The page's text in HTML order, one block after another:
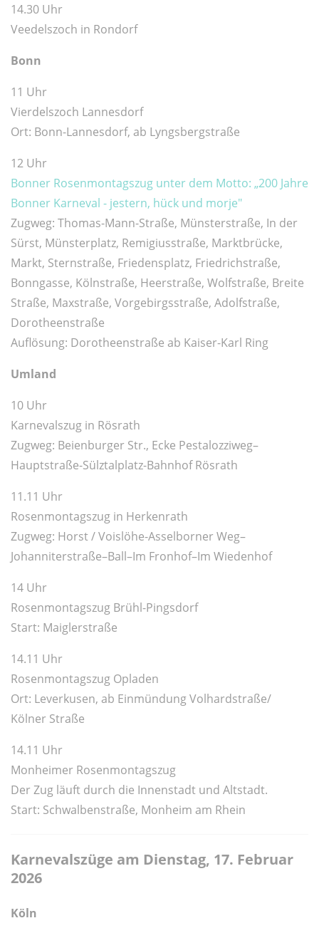
14.30 Uhr
Veedelszoch in Rondorf
Bonn
11 Uhr
Vierdelszoch Lannesdorf
Ort: Bonn-Lannesdorf, ab Lyngsbergstraße
12 Uhr
Bonner Rosenmontagszug unter dem Motto: „200 Jahre
Bonner Karneval - jestern, hück und morje"
Zugweg: Thomas-Mann-Straße, Münsterstraße, In der
Sürst, Münsterplatz, Remigiusstraße, Marktbrücke,
Markt, Sternstraße, Friedensplatz, Friedrichstraße,
Bonngasse, Kölnstraße, Heerstraße, Wolfstraße, Breite
Straße, Maxstraße, Vorgebirgsstraße, Adolfstraße,
Dorotheenstraße
Auflösung: Dorotheenstraße ab Kaiser-Karl Ring
Umland
10 Uhr
Karnevalszug in Rösrath
Zugweg: Beienburger Str., Ecke Pestalozziweg–
Hauptstraße-Sülztalplatz-Bahnhof Rösrath
11.11 Uhr
Rosenmontagszug in Herkenrath
Zugweg: Horst / Voislöhe-Asselborner Weg–
Johanniterstraße–Ball–Im Fronhof–Im Wiedenhof
14 Uhr
Rosenmontagszug Brühl-Pingsdorf
Start: Maiglerstraße
14.11 Uhr
Rosenmontagszug Opladen
Ort: Leverkusen, ab Einmündung Volhardstraße/
Kölner Straße
14.11 Uhr
Monheimer Rosenmontagszug
Der Zug läuft durch die Innenstadt und Altstadt.
Start: Schwalbenstraße, Monheim am Rhein
Karnevalszüge am Dienstag, 17. Februar
2026
Köln